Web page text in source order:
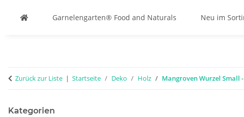
Garnelengarten® Food and Naturals Neu im
Zurück zur Liste Startseite Deko Holz Mangroven Wurzel Small
Kategorien